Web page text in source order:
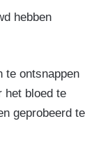
hebben
te ontsnappen
het bloed te
geprobeerd te